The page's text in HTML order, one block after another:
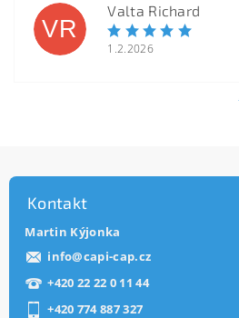
VR
Valta Richard
1.2.2026
Kontakt
Martin Kýjonka
info@capi-cap.cz
+420 22 22 0 11 44
+420 774 887 327